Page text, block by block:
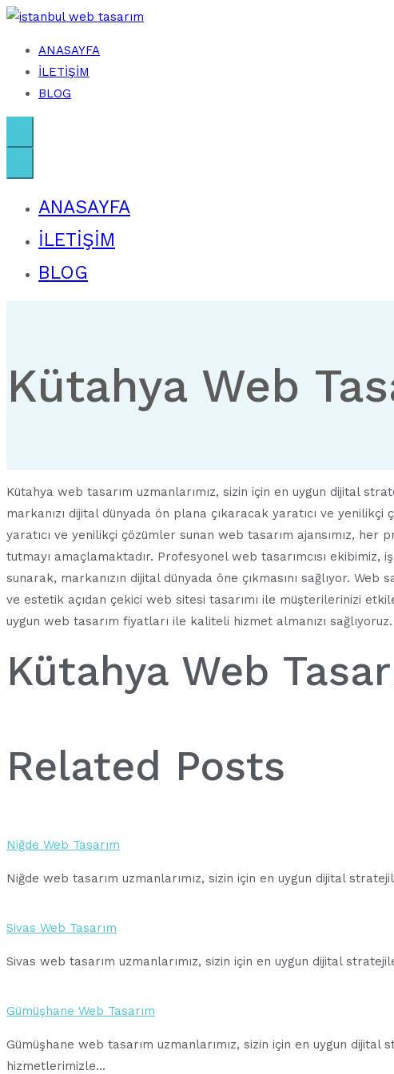
İçeriğe
İstanbul Web Tasarım
ANASAYFA
İLETİŞİM
BLOG
ANASAYFA
İLETİŞİM
BLOG
Kütahya Web
Kütahya web tasarım uzmanlarımız, sizin için en uygun dijital
markanızı dijital dünyada ön plana çıkaracak yaratıcı ve
yaratıcı ve yenilikçi çözümler sunan web tasarım ajansımız, her
tutmayı amaçlamaktadır. Profesyonel web tasarımcısı
sunarak, markanızın dijital dünyada öne çıkmasını sağlıyor. Web
ve estetik açıdan çekici web sitesi tasarımı ile müşterilerinizi
uygun web tasarım fiyatları ile kaliteli hizmet almanızı sağlıyoruz.
Kütahya Web
Related Posts
Niğde Web Tasarım
Niğde web tasarım uzmanlarımız, sizin için en uygun dijital
Sivas Web Tasarım
Sivas web tasarım uzmanlarımız, sizin için en uygun dijital
Gümüşhane Web Tasarım
Gümüşhane web tasarım uzmanlarımız, sizin için en uygun
hizmetlerimizle…
Yazı
gezinmesi